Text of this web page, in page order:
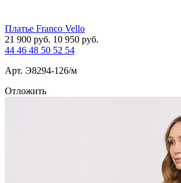
Платье Franco Vello
21 900 руб. 10 950 руб.
44 46 48 50 52 54
Арт. Э8294-126/м
Отложить